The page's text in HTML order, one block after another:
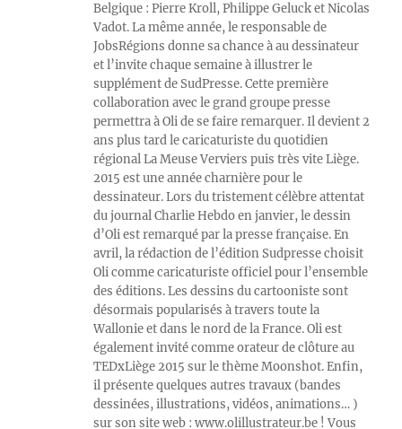
Belgique : Pierre Kroll, Philippe Geluck et Nicolas
Vadot. La même année, le responsable de
JobsRégions donne sa chance à au dessinateur
et l’invite chaque semaine à illustrer le
supplément de SudPresse. Cette première
collaboration avec le grand groupe presse
permettra à Oli de se faire remarquer. Il devient 2
ans plus tard le caricaturiste du quotidien
régional La Meuse Verviers puis très vite Liège.
2015 est une année charnière pour le
dessinateur. Lors du tristement célèbre attentat
du journal Charlie Hebdo en janvier, le dessin
d’Oli est remarqué par la presse française. En
avril, la rédaction de l’édition Sudpresse choisit
Oli comme caricaturiste officiel pour l’ensemble
des éditions. Les dessins du cartooniste sont
désormais popularisés à travers toute la
Wallonie et dans le nord de la France. Oli est
également invité comme orateur de clôture au
TEDxLiège 2015 sur le thème Moonshot. Enfin,
il présente quelques autres travaux (bandes
dessinées, illustrations, vidéos, animations… )
sur son site web : www.olillustrateur.be ! Vous